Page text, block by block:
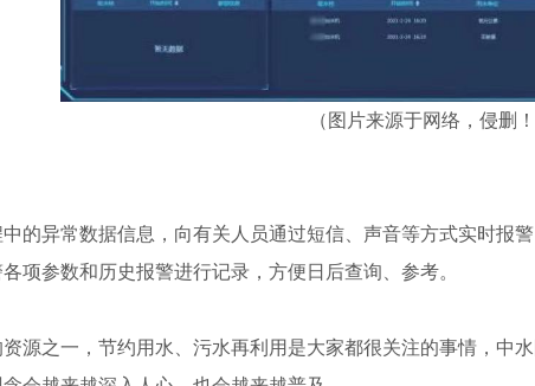
（图片来源于网络，侵删！
的异常数据信息，向有关人员通过短信、声音等方式实时报
项参数和历史报警进行记录，方便日后查询、参考。
源之一，节约用水、污水再利用是大家都很关注的事情，中